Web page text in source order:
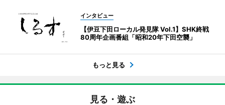
インタビュー
【伊豆下田ローカル発見隊 Vol.1】SHK終戦
80周年企画番組「昭和20年下田空襲」
もっと見る
見る・遊ぶ